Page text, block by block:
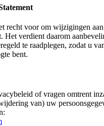
recht voor om wijzigingen
Het verdient daarom
te raadplegen, zodat u
bent.
of vragen omtrent
van) uw